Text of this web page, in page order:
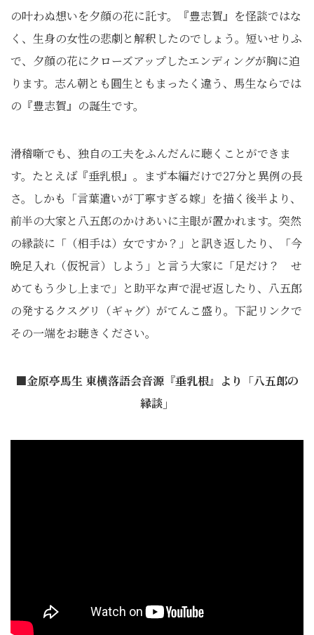
の叶わぬ想いを夕顔の花に託す。『豊志賀』を怪談ではな
く、生身の女性の悲劇と解釈したのでしょう。短いせりふ
で、夕顔の花にクローズアップしたエンディングが胸に迫
ります。志ん朝とも圓生ともまったく違う、馬生ならでは
の『豊志賀』の誕生です。
滑稽噺でも、独自の工夫をふんだんに聴くことができま
す。たとえば『垂乳根』。まず本編だけで27分と異例の長
さ。しかも「言葉遣いが丁寧すぎる嫁」を描く後半より、
前半の大家と八五郎のかけあいに主眼が置かれます。突然
の縁談に「（相手は）女ですか？」と訊き返したり、「今
晩足入れ（仮祝言）しよう」と言う大家に「足だけ？ せ
めてもう少し上まで」と助平な声で混ぜ返したり、八五郎
の発するクスグリ（ギャグ）がてんこ盛り。下記リンクで
その一端をお聴きください。
■金原亭馬生 東横落語会音源『垂乳根』より「八五郎の
縁談」